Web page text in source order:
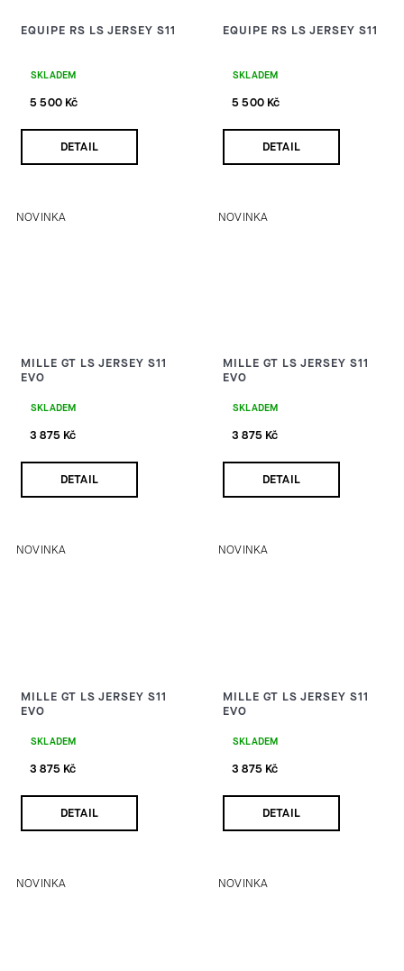
EQUIPE RS LS JERSEY S11
SKLADEM
5 500 Kč
DETAIL
EQUIPE RS LS JERSEY S11
SKLADEM
5 500 Kč
DETAIL
NOVINKA
MILLE GT LS JERSEY S11
EVO
SKLADEM
3 875 Kč
DETAIL
NOVINKA
MILLE GT LS JERSEY S11
EVO
SKLADEM
3 875 Kč
DETAIL
NOVINKA
MILLE GT LS JERSEY S11
EVO
SKLADEM
3 875 Kč
DETAIL
NOVINKA
MILLE GT LS JERSEY S11
EVO
SKLADEM
3 875 Kč
DETAIL
NOVINKA NOVINKA